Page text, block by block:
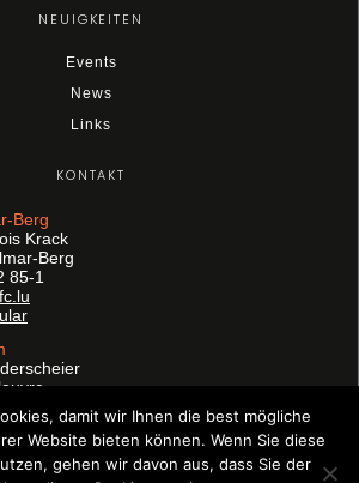
NEUIGKEITEN
Events
News
Links
KONTAKT
Berg
Krack
Berg
85-1
25-1
damit wir Ihnen die best mögliche
Website bieten können. Wenn Sie diese
gehen wir davon aus, dass Sie der